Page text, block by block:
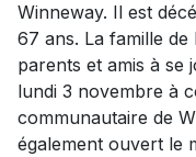
Winneway. Il est
67 ans. La famille
parents et amis à se
lundi 3 novembre à
communautaire de
également ouvert le